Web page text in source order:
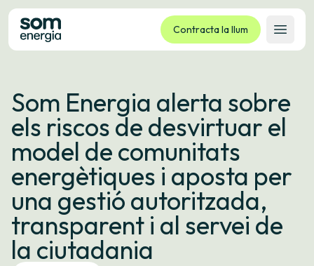
Contracta la llum
Obrir
Tarifes
Serveis
Empreses
La cooperativa
Contacte
Tràmits
Oficina virtual
Idioma: ES CA GL EU
Som Energia alerta sobre
els riscos de desvirtuar el
model de comunitats
energètiques i aposta per
una gestió autoritzada,
transparent i al servei de
la ciutadania